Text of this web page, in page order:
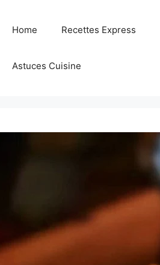
Home Recettes Express
Astuces Cuisine